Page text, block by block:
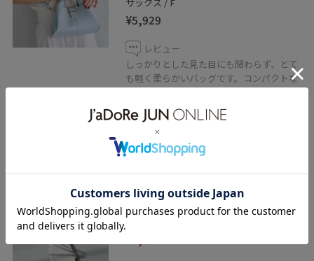
¥5,929
レビュー
しっかりとした見た目にも関わらず、とて
も軽く柔らかいバッグです。コンパクトな
見た目ですが、500mlのペットボトルも入
ります◎ショルダーもついておりますの
で、2wayでお使いいただけます。
2BUY10%OFF
VIS
ラインストーンサンダル/2WAY